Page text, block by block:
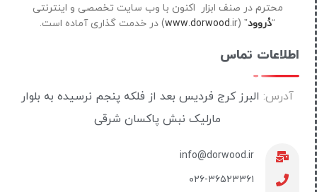
محترم در صنف ابزار اکنون با وب سایت تخصصی و اینترنتی
“دُروود” (
www.dorwood.ir) در خدمت گذاری آماده است.
اطلاعات تماس
آدرس: البرز کرج فردیس بعد از فلکه پنجم نرسیده به بلوار
مارلیک نبش پاکسان شرقی
info@dorwood.ir
۰۲۶-۳۶۵۲۳۳۶۱